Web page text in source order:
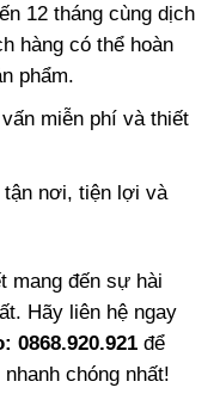
12 tháng cùng dịch
hàng có thể hoàn
phẩm.
miễn phí và thiết
tận nơi, tiện lợi và
mang đến sự hài
Hãy liên hệ ngay
0868.920.921 để
chóng nhất!